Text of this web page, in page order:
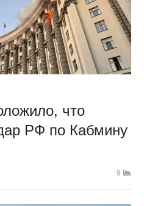
что
РФ по Кабмину
9